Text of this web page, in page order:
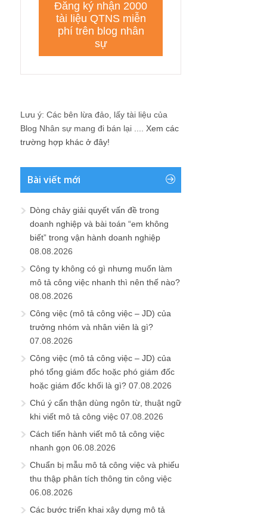
Lưu ý: Các bên lừa đảo, lấy tài liệu của
Blog Nhân sự mang đi bán lại .... Xem các
trường hợp khác ở đây!
Bài viết mới
Dòng chảy giải quyết vấn đề trong
doanh nghiệp và bài toán “em không
biết” trong vận hành doanh nghiệp
08.08.2026
Công ty không có gì nhưng muốn làm
mô tả công việc nhanh thì nên thế nào?
08.08.2026
Công việc (mô tả công việc – JD) của
trưởng nhóm và nhân viên là gì?
07.08.2026
Công việc (mô tả công việc – JD) của
phó tổng giám đốc hoặc phó giám đốc
hoặc giám đốc khối là gì? 07.08.2026
Chú ý cẩn thận dùng ngôn từ, thuật ngữ
khi viết mô tả công việc 07.08.2026
Cách tiến hành viết mô tả công việc
nhanh gọn 06.08.2026
Chuẩn bị mẫu mô tả công việc và phiếu
thu thập phân tích thông tin công việc
06.08.2026
Các bước triển khai xây dựng mô tả